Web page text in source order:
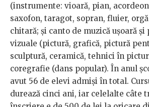
(instrumente: vioară, pian,
saxofon, taragot, sopran, fluier,
chitară; și canto de muzică uşoară și
vizuale (pictură, grafică, pictură
sculptură, ceramică, tehnici în
coregrafie (dans popular). În anul
avut 56 de elevi admiși în total.
durează cinci ani, iar celelalte câte